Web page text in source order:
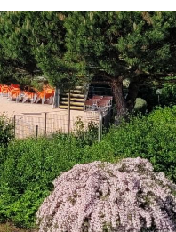
Dienste
Stadtplan
Newsletter
Mängelmelder
Erklärung zur
Social-Media